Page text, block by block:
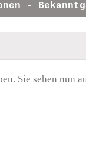
Sie sehen nun